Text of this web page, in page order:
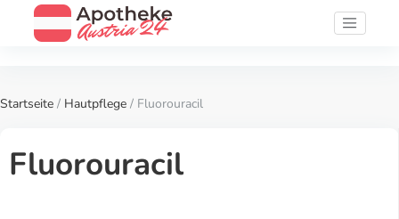
Startseite / Hautpflege / Fluorouracil
Fluorouracil